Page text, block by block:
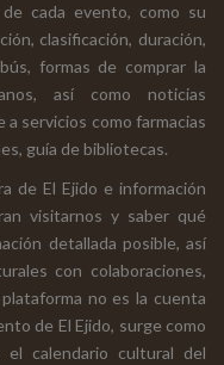
cada evento, como su
clasificación, duración,
formas de comprar la
así como noticias
servicios como farmacias
guía de bibliotecas.
de El Ejido e información
visitarnos y saber qué
detallada posible, así
con colaboraciones,
no es la cuenta
de El Ejido, surge como
el calendario cultural del